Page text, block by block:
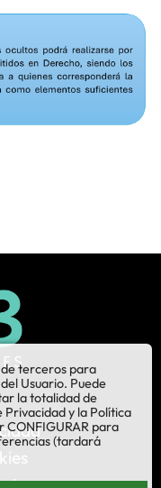
de terceros para
Usuario. Puede
la totalidad de
Privacidad y la Política
CONFIGURAR para
(tardará